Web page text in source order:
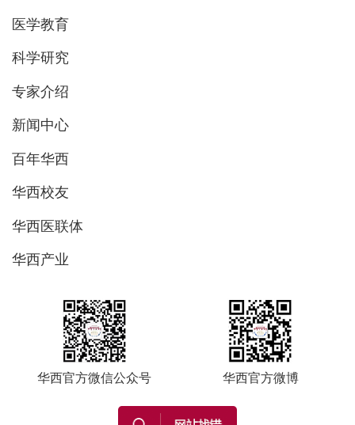
医学教育
科学研究
专家介绍
新闻中心
百年华西
华西校友
华西医联体
华西产业
华西官方微信公众号 华西官方微博